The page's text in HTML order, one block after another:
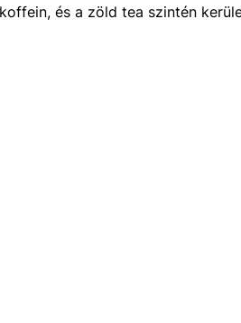
és a zöld tea szintén